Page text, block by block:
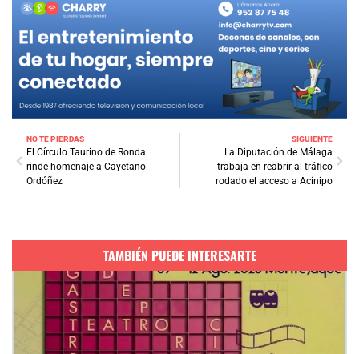
NO TE PIERDAS
El Círculo Taurino de Ronda
rinde homenaje a Cayetano
Ordóñez
SIGUIENTE
La Diputación de Málaga
trabaja en reabrir al tráfico
rodado el acceso a Acinipo
TAMBIÉN PUEDE INTERESARTE